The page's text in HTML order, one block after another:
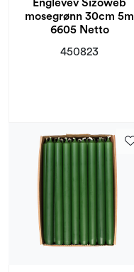
Englevev Sizoweb
mosegrønn 30cm 5m
6605 Netto
450823